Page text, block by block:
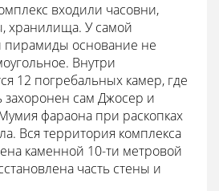
входили часовни,
хранилища. У самой
пирамиды основание не
Внутри
12 погребальных камер, где
захоронен сам Джосер и
фараона при раскопках
Вся территория комплекса
каменной 10-ти метровой
часть стены и